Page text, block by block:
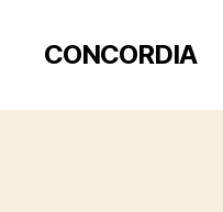
CONCORDIA